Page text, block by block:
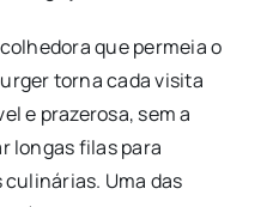
que permeia o
torna cada visita
e prazerosa, sem a
longas filas para
Uma das